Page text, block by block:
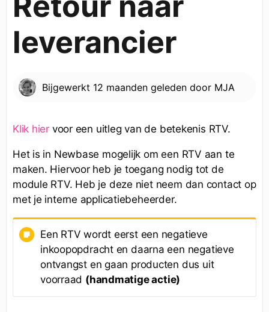
leverancier
Bijgewerkt 12 maanden geleden door MJA
Klik hier voor een uitleg van de betekenis RTV.
Het is in Newbase mogelijk om een RTV aan te
maken. Hiervoor heb je toegang nodig tot de
module RTV. Heb je deze niet neem dan contact op
met je interne applicatiebeheerder.
Een RTV wordt eerst een negatieve
inkoopopdracht en daarna een negatieve
ontvangst en gaan producten dus uit
voorraad (handmatige actie)